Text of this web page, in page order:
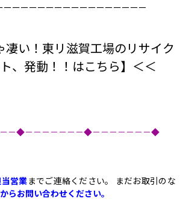
ーーーーーーーーーーーーーーーーー
凄い！東リ滋賀工場のリサイク
、発動！！はこちら】＜＜
－◆－－－－－－－◆－－－－－－－◆
営業までご連絡ください。 まだお取引のな
らお問い合わせください。